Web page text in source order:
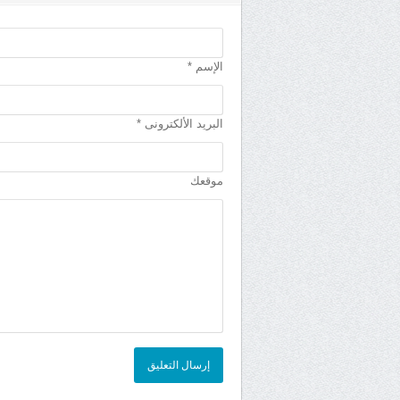
الإسم *
البريد الألكترونى *
موقعك
إرسال التعليق